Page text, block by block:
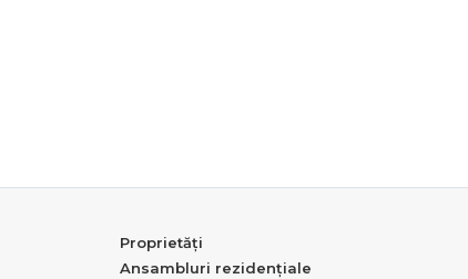
Proprietăți
Ansambluri rezidențiale